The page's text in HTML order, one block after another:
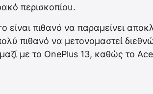
περισκοπίου.
είναι πιθανό να παραμείνει
πιθανό να μετονομαστεί
με το OnePlus 13, καθώς το